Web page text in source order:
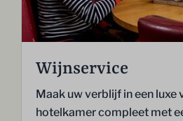
Wijnservice
Maak uw verblijf in een luxe
hotelkamer compleet met